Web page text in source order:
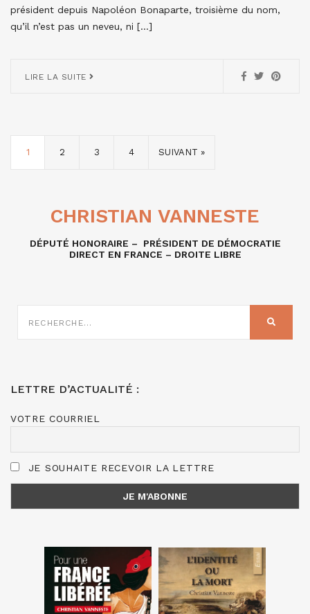
président depuis Napoléon Bonaparte, troisième du nom,
qu’il n’est pas un neveu, ni […]
LIRE LA SUITE
1 2 3 4 SUIVANT »
CHRISTIAN VANNESTE
DÉPUTÉ HONORAIRE – PRÉSIDENT DE DÉMOCRATIE
DIRECT EN FRANCE – DROITE LIBRE
RECHERCHE
SUR
LETTRE D’ACTUALITÉ :
VOTRE COURRIEL
JE SOUHAITE RECEVOIR LA LETTRE